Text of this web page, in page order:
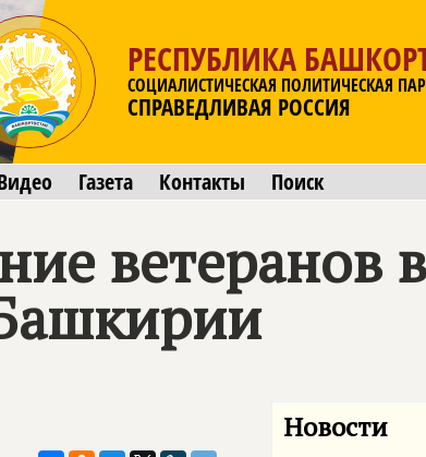
РЕСПУБЛИКА
СОЦИАЛИСТИЧЕСКАЯ ПОЛИТИЧЕСКАЯ
СПРАВЕДЛИВАЯ РОССИЯ
Газета Контакты Поиск
ветеранов в
Новости